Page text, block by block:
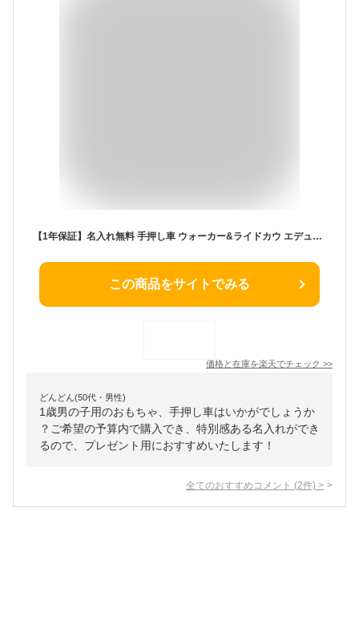
【1年保証】名入れ無料 手押し車 ウォーカー&ライドカウ エデュテ 押し車 車 1歳誕生日プレゼント 0歳 一歳 1歳半 2歳 男の子 女の子 知育玩具 木のおもちゃ 出産祝い 赤ちゃん カタカタ 乗用 型はめパズル
この商品をサイトでみる
価格と在庫を楽天でチェック >>
どんどん(50代・男性)
1歳男の子用のおもちゃ、手押し車はいかがでしょうか
？ご希望の予算内で購入でき、特別感ある名入れができ
るので、プレゼント用におすすめいたします！
全てのおすすめコメント (2件) >